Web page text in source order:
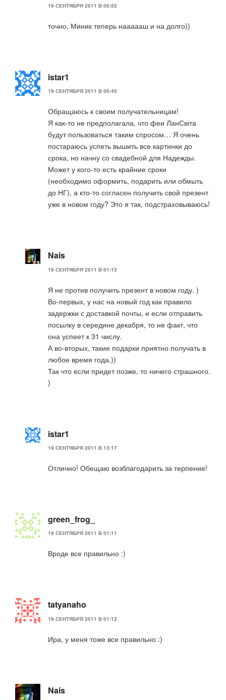
19 СЕНТЯБРЯ 2011 В 00:52
точно, Миник теперь наааааш и на долго))
istar1
19 СЕНТЯБРЯ 2011 В 00:45
Обращаюсь к своим получательницам!
Я как-то не предполагала, что феи ЛанСвіта
будут пользоваться таким спросом… Я очень
постараюсь успеть вышить все картинки до
срока, но начну со свадебной для Надежды.
Может у кого-то есть крайние сроки
(необходимо оформить, подарить или обмыть
до НГ), а кто-то согласен получить свой презент
уже в новом году? Это я так, подстраховываюсь!
Nais
19 СЕНТЯБРЯ 2011 В 01:12
Я не против получить презент в новом году. )
Во-первых, у нас на новый год как правило
задержки с доставкой почты, и если отправить
посылку в середине декабря, то не факт, что
она успеет к 31 числу.
А во-вторых, такие подарки приятно получать в
любое время года.))
Так что если придет позже, то ничего страшного.
)
istar1
19 СЕНТЯБРЯ 2011 В 13:17
Отлично! Обещаю возблагодарить за терпение!
green_frog_
19 СЕНТЯБРЯ 2011 В 01:11
Вроде все правильно :)
tatyanaho
19 СЕНТЯБРЯ 2011 В 01:12
Ира, у меня тоже все правильно :)
Nais